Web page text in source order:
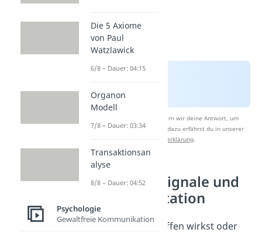
Nach Beantwortung speichern wir deine Antwort, um
Studyflix zu verbessern. Mehr dazu erfährst du in unserer
Datenschutzerklärung.
Nonverbale Signale und
ihre Interpretation
Ob du nervös bist, offen wirkst oder
Die 5 Axiome
von Paul
Watzlawick
6/8 – Dauer: 04:15
Organon
Modell
7/8 – Dauer: 03:34
Transaktionsan
alyse
8/8 – Dauer: 04:52
Psychologie
Gewaltfreie Kommunikation